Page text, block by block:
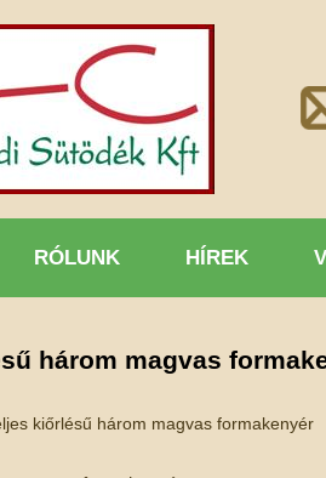
RÓLUNK HÍREK
három magvas
kiőrlésű három magvas formakenyér